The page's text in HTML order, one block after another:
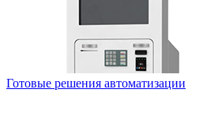
Готовые решения автоматизации